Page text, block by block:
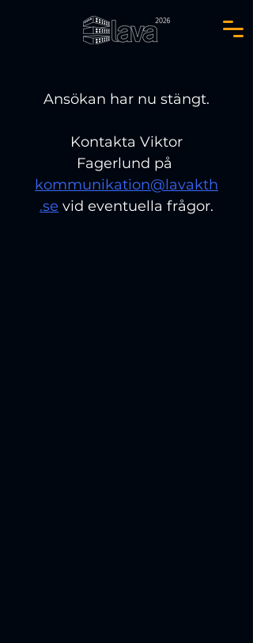
Ansökan har nu stängt.
Fagerlund på
kommunikation@lavakth
.se vid eventuella frågor.